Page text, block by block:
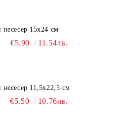
несесер 15х24 см
€5.90 11.54лв.
несесер 11,5х22,5 см
€5.50 10.76лв.